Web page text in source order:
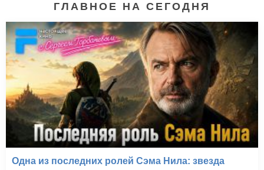
ГЛАВНОЕ НА СЕГОДНЯ
Одна из последних ролей Сэма Нила: звезда